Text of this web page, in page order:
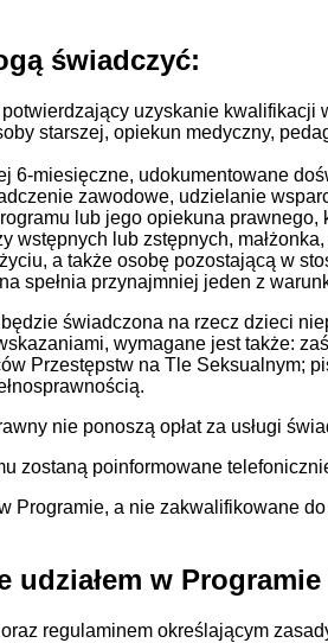
świadczyć:
uzyskanie kwalifikacji
starszej, opiekun medyczny,
6-miesięczne, udokumentowane
zawodowe, udzielanie
lub jego opiekuna prawnego,
wstępnych lub zstępnych,
a także osobę pozostającą w
spełnia przynajmniej jeden z
świadczona na rzecz dzieci
wymagane jest także:
Przestępstw na Tle Seksualnym;
nie ponoszą opłat za usługi
zostaną poinformowane
Programie, a nie zakwalifikowane
udziałem w
regulaminem określającym